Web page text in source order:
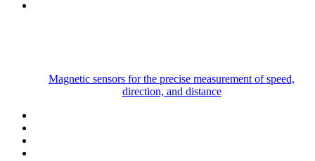
Magnetic sensors for the precise measurement of speed,
direction, and distance